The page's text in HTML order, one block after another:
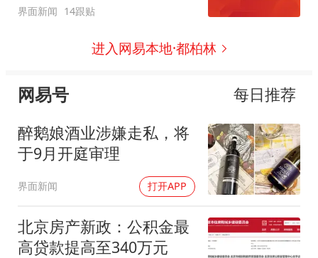
界面新闻 14跟贴
进入网易本地·都柏林
网易号
每日推荐
醉鹅娘酒业涉嫌走私，将
于9月开庭审理
界面新闻 打开APP
北京房产新政：公积金最
高贷款提高至340万元